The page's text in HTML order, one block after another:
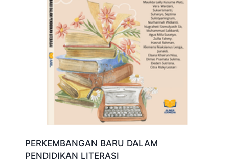
PERKEMBANGAN BARU DALAM
PENDIDIKAN LITERASI